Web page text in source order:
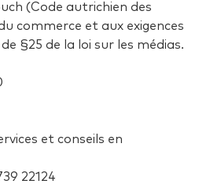
(Code autrichien des
commerce et aux exigences
§25 de la loi sur les médias.
et conseils en
22124